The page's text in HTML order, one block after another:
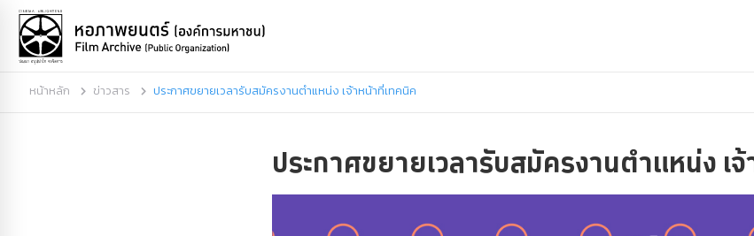
หน้าหลัก ข่าวสาร ประกาศขยายเวลารับสมัครงานตำแหน่ง เจ้าหน้าที่เทคนิค
ประกาศขยายเวลารับสมัครงานตำแหน่ง เ